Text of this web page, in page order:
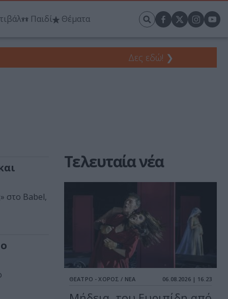
Παιδί Θέματα
Δες εδώ! ❯
στο Babel,
Τελευταία νέα
ΘΕΑΤΡΟ - ΧΟΡΟΣ / ΝΕΑ 06.08.2026 | 16.23